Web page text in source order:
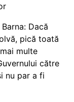
Dacă
pică toată
multe
către
nu par a fi